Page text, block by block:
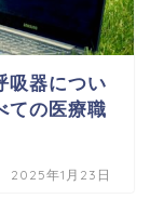
吸器につい
ての医療職
2025年1月23日